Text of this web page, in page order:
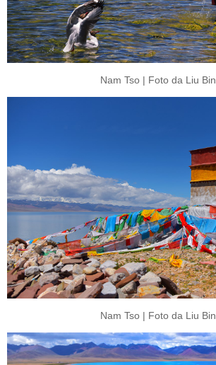
Nam Tso | Foto da Liu Bin
Nam Tso | Foto da Liu Bin